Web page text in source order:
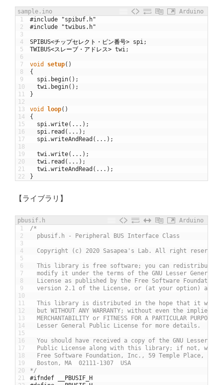
sample.ino
Arduino
1
2
3
4
5
6
7
8
9
10
11
12
13
14
15
16
17
18
19
20
21
22
#include "spibuf.h"
#include "twibus.h"
SPIBUS<チップセレクト・ピン番号> spi;
TWIBUS<スレーブ・アドレス> twi;
void setup( )
{
spi. begin( ) ;
twi. begin( ) ;
}
void loop( )
{
spi.write( . . . ) ;
spi. read ( . . . ) ;
spi.writeAndRead ( . . . ) ;
twi.write( . . . ) ;
twi. read ( . . . ) ;
twi.writeAndRead ( . . . ) ;
}
【ライブラリ】
pbusif.h
Arduino
1
2
3
4
5
6
7
8
9
10
11
12
13
14
15
16
17
18
19
20
21
/*
pbusif.h - Peripheral BUS Interface Class
Copyright (c) 2020 Sasapea's Lab. All right reserved.
This library is free software; you can redistribute
modify it under the terms of the GNU Lesser General
License as published by the Free Software
version 2.1 of the License, or (at your option) any
This library is distributed in the hope that it will
but WITHOUT ANY WARRANTY; without even the implied
MERCHANTABILITY or FITNESS FOR A PARTICULAR PURPOSE.
Lesser General Public License for more details.
You should have received a copy of the GNU Lesser
Public License along with this library; if not,
Free Software Foundation, Inc., 59 Temple Place,
Boston, MA  02111-1307  USA
*/
#ifndef __PBUSIF_H